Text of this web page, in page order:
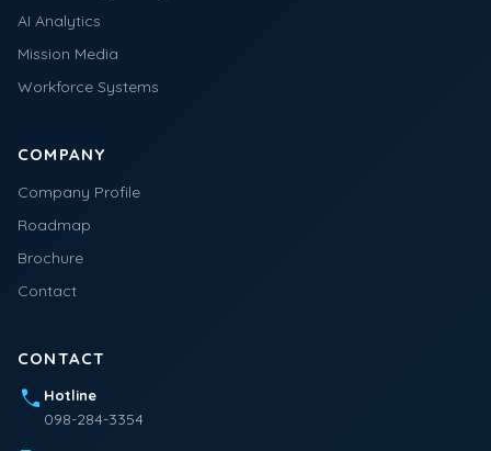
AI Analytics
Mission Media
Workforce Systems
COMPANY
Company Profile
Roadmap
Brochure
Contact
CONTACT
call Hotline
098-284-3354